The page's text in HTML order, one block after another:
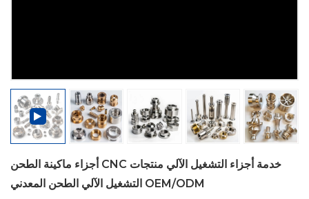
أجزاء ماكينة الطحن CNC خدمة أجزاء التشغيل الآلي منتجات
التشغيل الآلي الطحن المعدني OEM/ODM